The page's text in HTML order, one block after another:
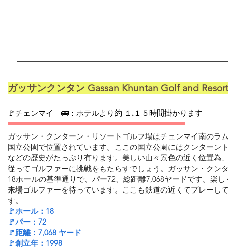
ガッサンクンタン Gassan Khuntan Golf and
​🚩チェンマイ 🚌：ホテルより約 １.１５時間掛かります
ガッサン・クンターン・リソートゴルフ場はチェンマイ南のラ
国立公園で位置されています。ここの国立公園にはクンターン
などの歴史がたっぷり有ります。美しい山々景色の近く位置為
従ってゴルファーに挑戦をもたらすでしょう。ガッサン・クン
18ホールの基準通りで、パー72、総距離7,068ヤードです。楽
来場ゴルファーを待っています。ここも鉄道の近くてプレーし
す。
🚩ホール：18
🚩パー：72
🚩距離：7,068 ヤード
🚩創立年：1998